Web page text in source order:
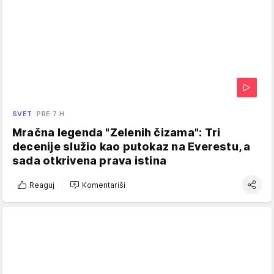
SVET PRE 7 H
Mračna legenda "Zelenih čizama": Tri
decenije služio kao putokaz na Everestu, a
sada otkrivena prava istina
Reaguj Komentariši